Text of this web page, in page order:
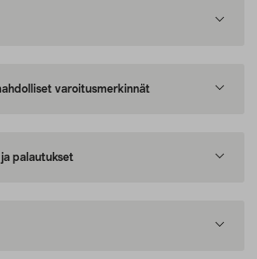
varoitusmerkinnät
palautukset